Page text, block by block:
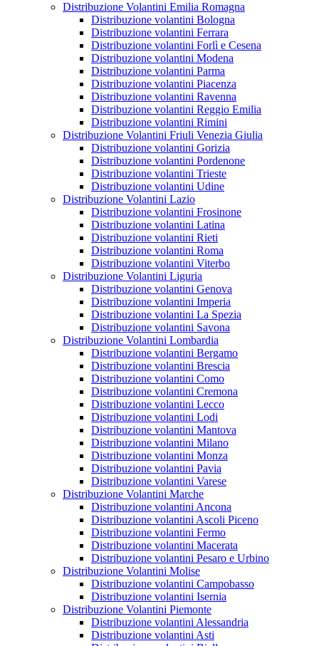
Distribuzione Volantini Emilia Romagna
Distribuzione volantini Bologna
Distribuzione volantini Ferrara
Distribuzione volantini Forlì e Cesena
Distribuzione volantini Modena
Distribuzione volantini Parma
Distribuzione volantini Piacenza
Distribuzione volantini Ravenna
Distribuzione volantini Reggio Emilia
Distribuzione volantini Rimini
Distribuzione Volantini Friuli Venezia Giulia
Distribuzione volantini Gorizia
Distribuzione volantini Pordenone
Distribuzione volantini Trieste
Distribuzione volantini Udine
Distribuzione Volantini Lazio
Distribuzione volantini Frosinone
Distribuzione volantini Latina
Distribuzione volantini Rieti
Distribuzione volantini Roma
Distribuzione volantini Viterbo
Distribuzione Volantini Liguria
Distribuzione volantini Genova
Distribuzione volantini Imperia
Distribuzione volantini La Spezia
Distribuzione volantini Savona
Distribuzione Volantini Lombardia
Distribuzione volantini Bergamo
Distribuzione volantini Brescia
Distribuzione volantini Como
Distribuzione volantini Cremona
Distribuzione volantini Lecco
Distribuzione volantini Lodi
Distribuzione volantini Mantova
Distribuzione volantini Milano
Distribuzione volantini Monza
Distribuzione volantini Pavia
Distribuzione volantini Varese
Distribuzione Volantini Marche
Distribuzione volantini Ancona
Distribuzione volantini Ascoli Piceno
Distribuzione volantini Fermo
Distribuzione volantini Macerata
Distribuzione volantini Pesaro e Urbino
Distribuzione Volantini Molise
Distribuzione volantini Campobasso
Distribuzione volantini Isernia
Distribuzione Volantini Piemonte
Distribuzione volantini Alessandria
Distribuzione volantini Asti